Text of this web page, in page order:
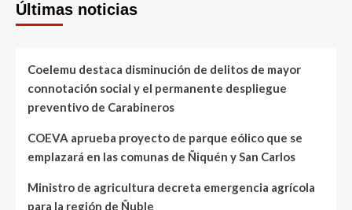
Últimas noticias
Coelemu destaca disminución de delitos de mayor
connotación social y el permanente despliegue
preventivo de Carabineros
COEVA aprueba proyecto de parque eólico que se
emplazará en las comunas de Ñiquén y San Carlos
Ministro de agricultura decreta emergencia agrícola
para la región de Ñuble